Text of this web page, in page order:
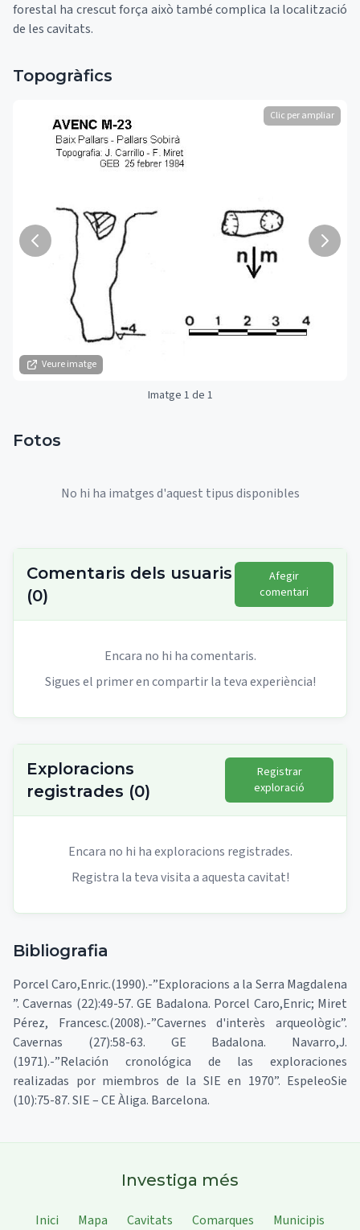
forestal ha crescut força això també complica la localització
de les cavitats.
Topogràfics
Veure imatge
Clic per ampliar
Imatge 1 de 1
Fotos
No hi ha imatges d'aquest tipus disponibles
Comentaris dels usuaris
(0)
Afegir
comentari
Encara no hi ha comentaris.
Sigues el primer en compartir la teva experiència!
Exploracions
registrades (0)
Registrar
exploració
Encara no hi ha exploracions registrades.
Registra la teva visita a aquesta cavitat!
Bibliografia
Porcel Caro,Enric.(1990).-”Exploracions a la Serra Magdalena
”. Cavernas (22):49-57. GE Badalona. Porcel Caro,Enric; Miret
Pérez, Francesc.(2008).-”Cavernes d'interès arqueològic”.
Cavernas (27):58-63. GE Badalona. Navarro,J.
(1971).-”Relación cronológica de las exploraciones
realizadas por miembros de la SIE en 1970”. EspeleoSie
(10):75-87. SIE – CE Àliga. Barcelona.
Investiga més
Inici Mapa Cavitats Comarques Municipis